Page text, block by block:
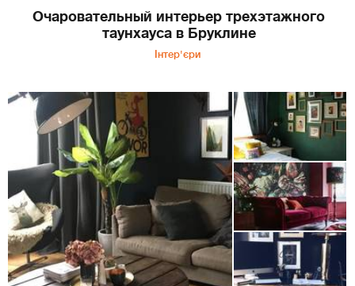
Очаровательный интерьер трехэтажного
таунхауса в Бруклине
Інтер'єри